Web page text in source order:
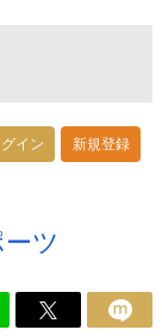
グイン 新規登録
ツ